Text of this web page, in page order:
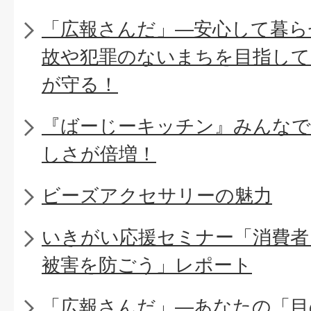
「広報さんだ」―安心して暮
故や犯罪のないまちを目指し
が守る！
『ばーじーキッチン』みんな
しさが倍増！
ビーズアクセサリーの魅力
いきがい応援セミナー「消費
被害を防ごう」レポート